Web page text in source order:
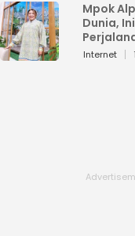
Mpok
Dunia,
Viral
Internet